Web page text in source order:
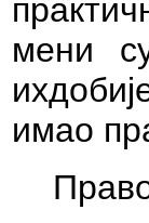
мени
имао